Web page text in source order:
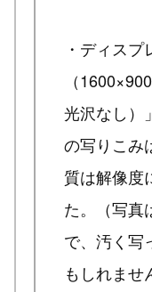
・ディス
（
光沢なし）
の写りこみ
質は解像度
た。（写真
で、汚く写
もしれませ